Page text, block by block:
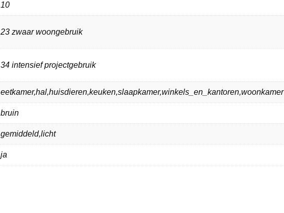
10
23 zwaar woongebruik
34 intensief projectgebruik
eetkamer,hal,huisdieren,keuken,slaapkamer,winkels_en_kantoren,woonkamer
bruin
gemiddeld,licht
ja